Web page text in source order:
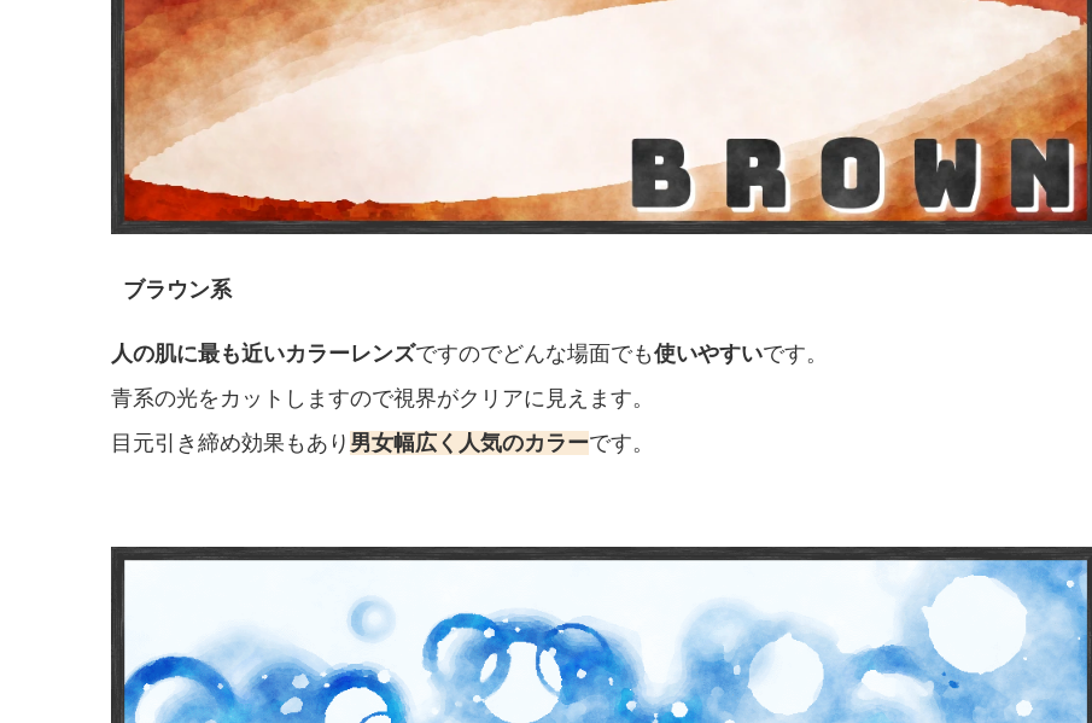
ブラウン系
人の肌に最も近いカラーレンズですのでどんな場面でも使いやすいです。
青系の光をカットしますので視界がクリアに見えます。
目元引き締め効果もあり 男女幅広く人気のカラーです。